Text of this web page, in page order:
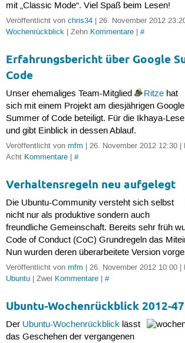
mit „Classic Mode“. Viel Spaß beim Lesen!
Veröffentlicht von chris34| 26. November 2012
Wochenrückblick| Zehn Kommentare| #
Erfahrungsbericht über Google
Code
Unser ehemaliges Team-Mitglied Ritzehat
sich mit einem Projekt am diesjährigen Google
Summer of Code beteiligt. Für die Ikhaya-
und gibt Einblick in dessen Ablauf.
Veröffentlicht von mfm | 26. November 2012 12:30 |
Acht Kommentare| #
Verhaltensregeln neu aufgelegt
Die Ubuntu-Community versteht sich selbst
nicht nur als produktive sondern auch
freundliche Gemeinschaft. Bereits sehr früh
Code of Conduct (CoC) Grundregeln das
Nun wurden deren überarbeitete Version
Veröffentlicht von mfm | 26. November 2012 10:00 |
Ubuntu| Zwei Kommentare| #
Ubuntu-Wochenrückblick 2012-47
Der Ubuntu-Wochenrückblicklässt
das Geschehen der vergangenen